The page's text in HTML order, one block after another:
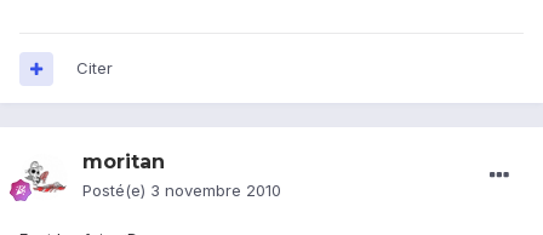
Citer
moritan
Posté(e) 3 novembre 2010